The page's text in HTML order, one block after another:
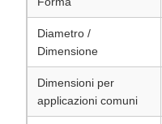
Diametro /
Dimensione
Dimensioni per
applicazioni comuni